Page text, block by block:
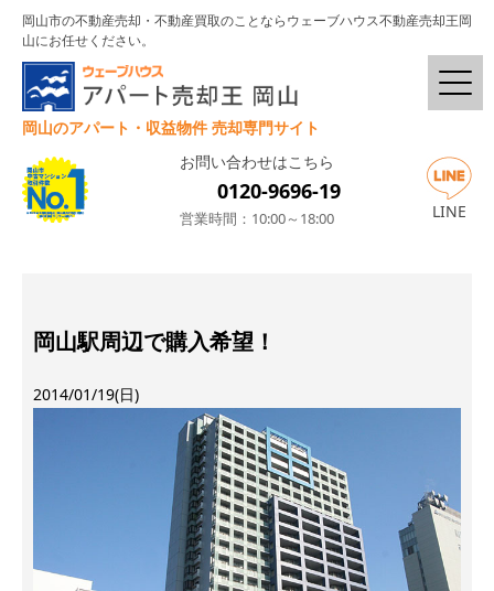
岡山市の不動産売却・不動産買取のことならウェーブハウス不動産売却王岡
山にお任せください。
岡山のアパート・収益物件 売却専門サイト
お問い合わせはこちら
0120-9696-19
営業時間：10:00～18:00 LINE
岡山駅周辺で購入希望！
2014/01/19(日)